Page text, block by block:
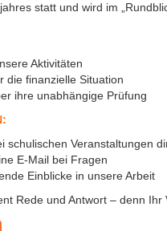
statt und wird im
Aktivitäten
die finanzielle Situation
ihre unabhängige Prüfung
schulischen Veranstaltungen
E-Mail bei Fragen
Einblicke in unsere Arbeit
Rede und Antwort – denn Ihr